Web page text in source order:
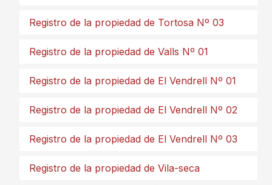
Registro de la propiedad de Tortosa Nº 03
Registro de la propiedad de Valls Nº 01
Registro de la propiedad de El Vendrell Nº 01
Registro de la propiedad de El Vendrell Nº 02
Registro de la propiedad de El Vendrell Nº 03
Registro de la propiedad de Vila-seca